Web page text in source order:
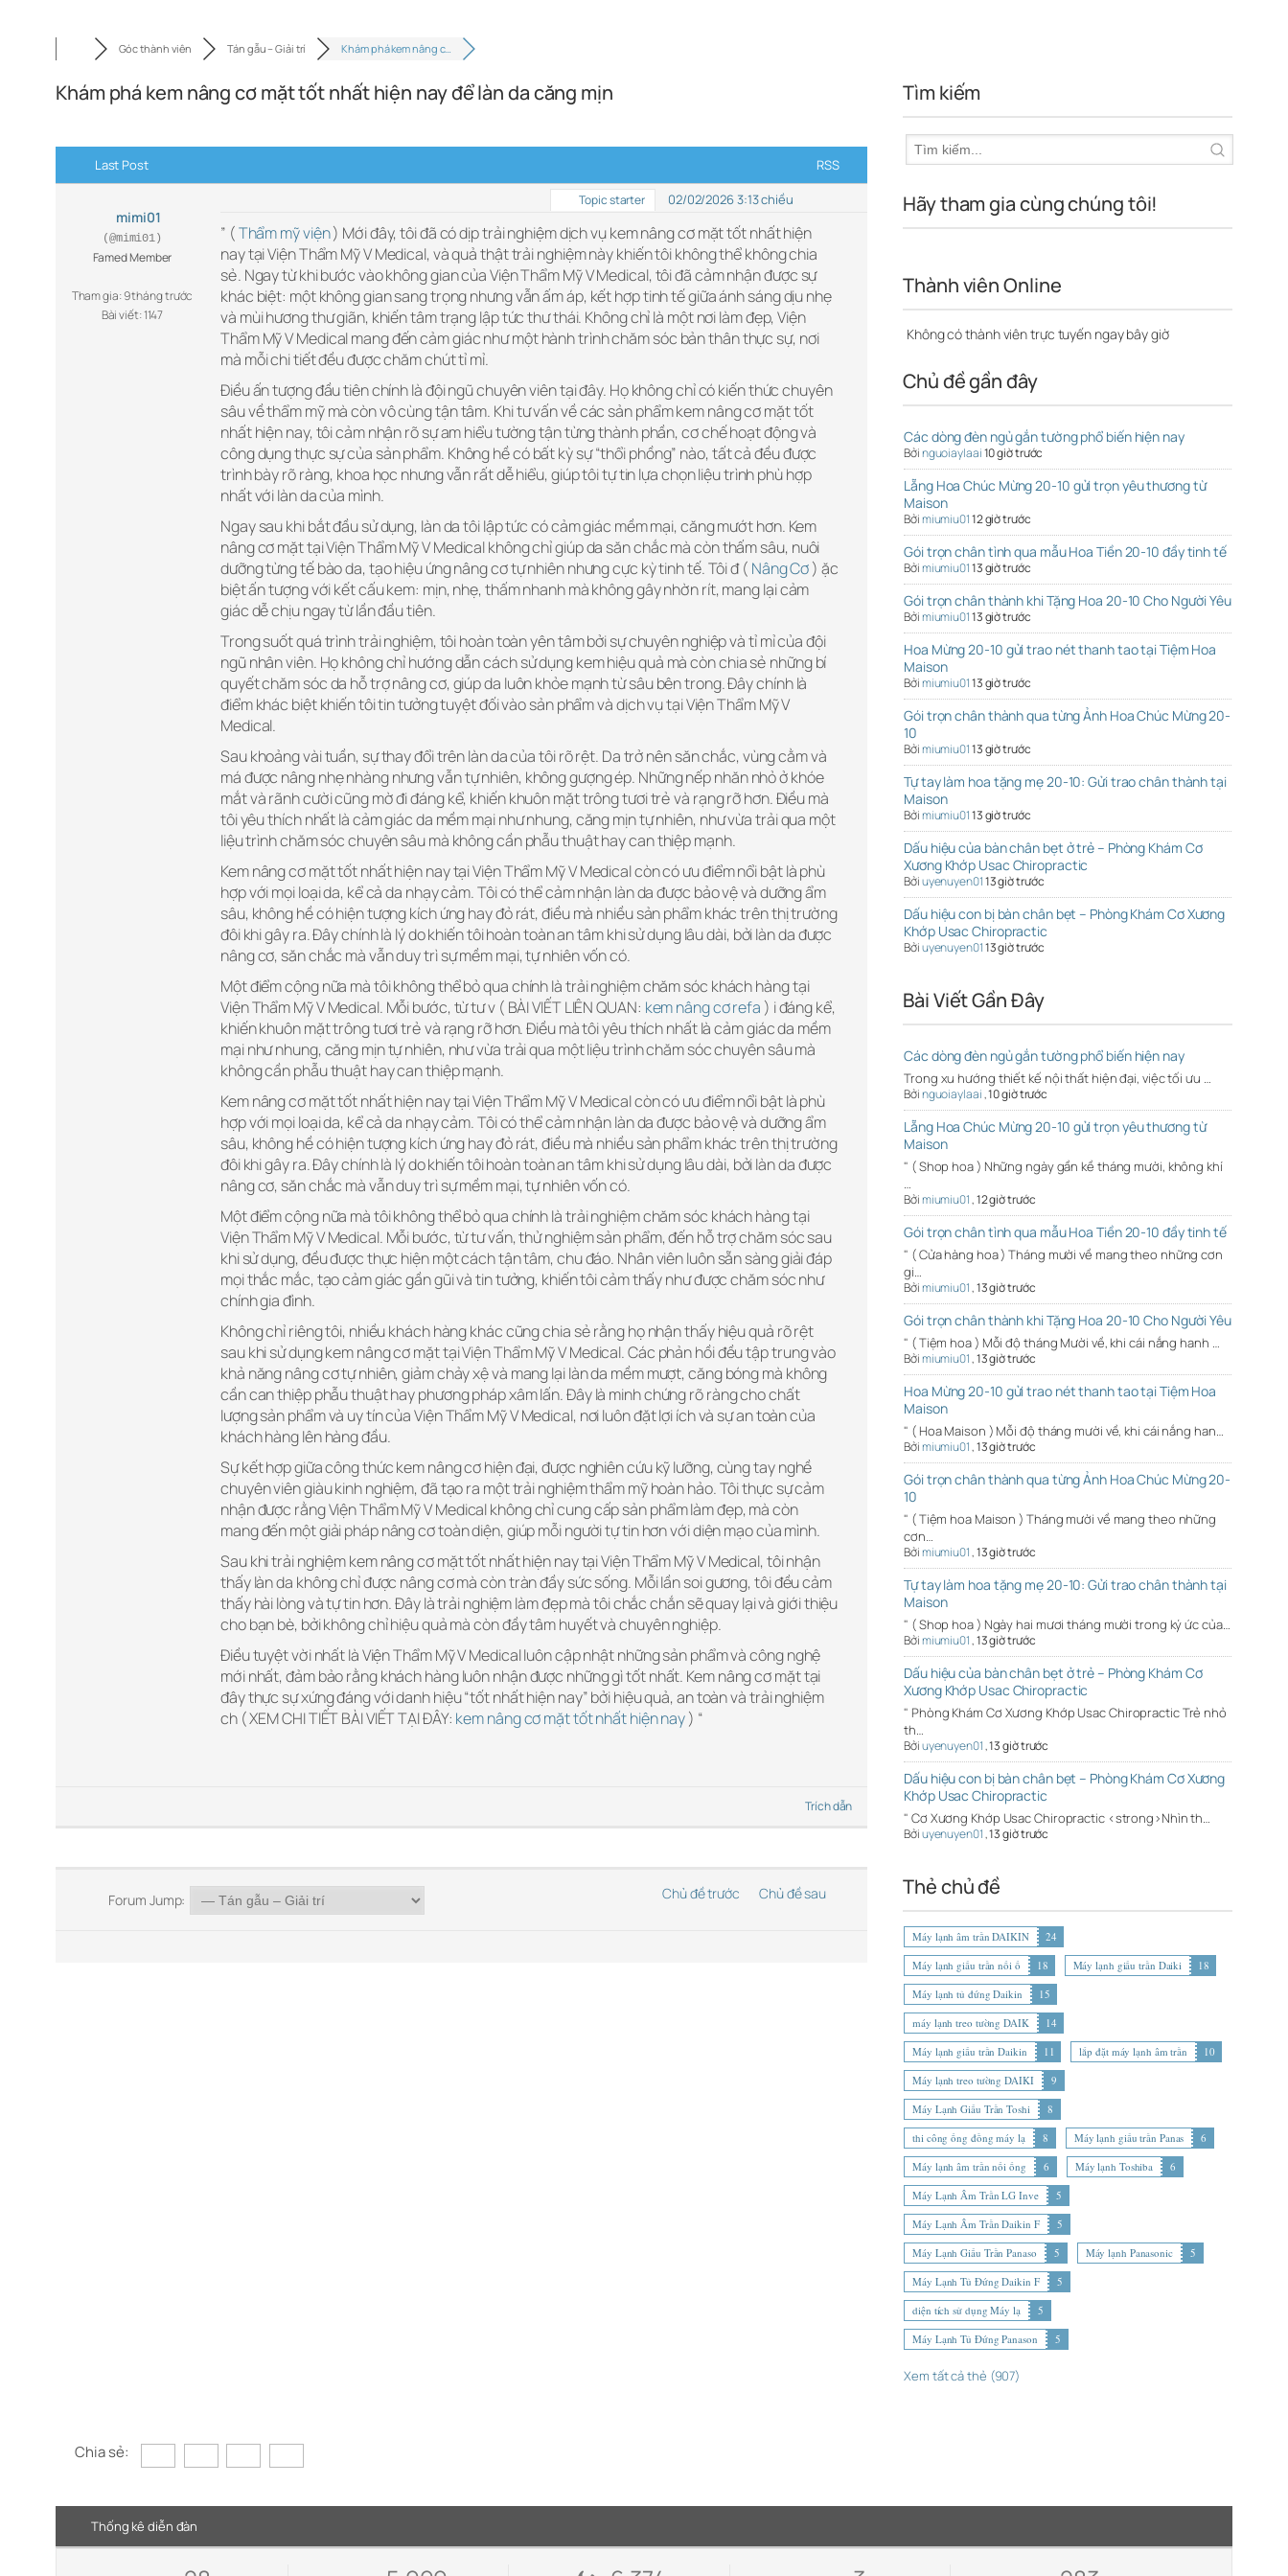
Góc thành viên Tán gẫu – Giải trí Khám phá kem nâng c…
Khám phá kem nâng cơ mặt tốt nhất hiện nay để làn da căng mịn
Last Post RSS
mimi01
(@mimi01)
Famed Member
Tham gia: 9 tháng trước
Bài viết: 1147
Topic starter 02/02/2026 3:13 chiều
” (Thẩm mỹ viện) Mới đây, tôi đã có dịp trải nghiệm dịch vụ kem nâng cơ mặt tốt nhất hiện
nay tại Viện Thẩm Mỹ V Medical, và quả thật trải nghiệm này khiến tôi không thể không chia
sẻ. Ngay từ khi bước vào không gian của Viện Thẩm Mỹ V Medical, tôi đã cảm nhận được sự
khác biệt: một không gian sang trọng nhưng vẫn ấm áp, kết hợp tinh tế giữa ánh sáng dịu nhẹ
và mùi hương thư giãn, khiến tâm trạng lập tức thư thái. Không chỉ là một nơi làm đẹp, Viện
Thẩm Mỹ V Medical mang đến cảm giác như một hành trình chăm sóc bản thân thực sự, nơi
mà mỗi chi tiết đều được chăm chút tỉ mỉ.
Điều ấn tượng đầu tiên chính là đội ngũ chuyên viên tại đây. Họ không chỉ có kiến thức chuyên
sâu về thẩm mỹ mà còn vô cùng tận tâm. Khi tư vấn về các sản phẩm kem nâng cơ mặt tốt
nhất hiện nay, tôi cảm nhận rõ sự am hiểu tường tận từng thành phần, cơ chế hoạt động và
công dụng thực sự của sản phẩm. Không hề có bất kỳ sự “thổi phồng” nào, tất cả đều được
trình bày rõ ràng, khoa học nhưng vẫn rất dễ hiểu, giúp tôi tự tin lựa chọn liệu trình phù hợp
nhất với làn da của mình.
Ngay sau khi bắt đầu sử dụng, làn da tôi lập tức có cảm giác mềm mại, căng mướt hơn. Kem
nâng cơ mặt tại Viện Thẩm Mỹ V Medical không chỉ giúp da săn chắc mà còn thấm sâu, nuôi
dưỡng từng tế bào da, tạo hiệu ứng nâng cơ tự nhiên nhưng cực kỳ tinh tế. Tôi đ ( Nâng Cơ) ặc
biệt ấn tượng với kết cấu kem: mịn, nhẹ, thấm nhanh mà không gây nhờn rít, mang lại cảm
giác dễ chịu ngay từ lần đầu tiên.
Trong suốt quá trình trải nghiệm, tôi hoàn toàn yên tâm bởi sự chuyên nghiệp và tỉ mỉ của đội
ngũ nhân viên. Họ không chỉ hướng dẫn cách sử dụng kem hiệu quả mà còn chia sẻ những bí
quyết chăm sóc da hỗ trợ nâng cơ, giúp da luôn khỏe mạnh từ sâu bên trong. Đây chính là
điểm khác biệt khiến tôi tin tưởng tuyệt đối vào sản phẩm và dịch vụ tại Viện Thẩm Mỹ V
Medical.
Sau khoảng vài tuần, sự thay đổi trên làn da của tôi rõ rệt. Da trở nên săn chắc, vùng cằm và
má được nâng nhẹ nhàng nhưng vẫn tự nhiên, không gượng ép. Những nếp nhăn nhỏ ở khóe
mắt và rãnh cười cũng mờ đi đáng kể, khiến khuôn mặt trông tươi trẻ và rạng rỡ hơn. Điều mà
tôi yêu thích nhất là cảm giác da mềm mại như nhung, căng mịn tự nhiên, như vừa trải qua một
liệu trình chăm sóc chuyên sâu mà không cần phẫu thuật hay can thiệp mạnh.
Kem nâng cơ mặt tốt nhất hiện nay tại Viện Thẩm Mỹ V Medical còn có ưu điểm nổi bật là phù
hợp với mọi loại da, kể cả da nhạy cảm. Tôi có thể cảm nhận làn da được bảo vệ và dưỡng ẩm
sâu, không hề có hiện tượng kích ứng hay đỏ rát, điều mà nhiều sản phẩm khác trên thị trường
đôi khi gây ra. Đây chính là lý do khiến tôi hoàn toàn an tâm khi sử dụng lâu dài, bởi làn da được
nâng cơ, săn chắc mà vẫn duy trì sự mềm mại, tự nhiên vốn có.
Một điểm cộng nữa mà tôi không thể bỏ qua chính là trải nghiệm chăm sóc khách hàng tại
Viện Thẩm Mỹ V Medical. Mỗi bước, từ tư v ( BÀI VIẾT LIÊN QUAN: kem nâng cơ refa ) i đáng kể,
khiến khuôn mặt trông tươi trẻ và rạng rỡ hơn. Điều mà tôi yêu thích nhất là cảm giác da mềm
mại như nhung, căng mịn tự nhiên, như vừa trải qua một liệu trình chăm sóc chuyên sâu mà
không cần phẫu thuật hay can thiệp mạnh.
Kem nâng cơ mặt tốt nhất hiện nay tại Viện Thẩm Mỹ V Medical còn có ưu điểm nổi bật là phù
hợp với mọi loại da, kể cả da nhạy cảm. Tôi có thể cảm nhận làn da được bảo vệ và dưỡng ẩm
sâu, không hề có hiện tượng kích ứng hay đỏ rát, điều mà nhiều sản phẩm khác trên thị trường
đôi khi gây ra. Đây chính là lý do khiến tôi hoàn toàn an tâm khi sử dụng lâu dài, bởi làn da được
nâng cơ, săn chắc mà vẫn duy trì sự mềm mại, tự nhiên vốn có.
Một điểm cộng nữa mà tôi không thể bỏ qua chính là trải nghiệm chăm sóc khách hàng tại
Viện Thẩm Mỹ V Medical. Mỗi bước, từ tư vấn, thử nghiệm sản phẩm, đến hỗ trợ chăm sóc sau
khi sử dụng, đều được thực hiện một cách tận tâm, chu đáo. Nhân viên luôn sẵn sàng giải đáp
mọi thắc mắc, tạo cảm giác gần gũi và tin tưởng, khiến tôi cảm thấy như được chăm sóc như
chính gia đình.
Không chỉ riêng tôi, nhiều khách hàng khác cũng chia sẻ rằng họ nhận thấy hiệu quả rõ rệt
sau khi sử dụng kem nâng cơ mặt tại Viện Thẩm Mỹ V Medical. Các phản hồi đều tập trung vào
khả năng nâng cơ tự nhiên, giảm chảy xệ và mang lại làn da mềm mượt, căng bóng mà không
cần can thiệp phẫu thuật hay phương pháp xâm lấn. Đây là minh chứng rõ ràng cho chất
lượng sản phẩm và uy tín của Viện Thẩm Mỹ V Medical, nơi luôn đặt lợi ích và sự an toàn của
khách hàng lên hàng đầu.
Sự kết hợp giữa công thức kem nâng cơ hiện đại, được nghiên cứu kỹ lưỡng, cùng tay nghề
chuyên viên giàu kinh nghiệm, đã tạo ra một trải nghiệm thẩm mỹ hoàn hảo. Tôi thực sự cảm
nhận được rằng Viện Thẩm Mỹ V Medical không chỉ cung cấp sản phẩm làm đẹp, mà còn
mang đến một giải pháp nâng cơ toàn diện, giúp mỗi người tự tin hơn với diện mạo của mình.
Sau khi trải nghiệm kem nâng cơ mặt tốt nhất hiện nay tại Viện Thẩm Mỹ V Medical, tôi nhận
thấy làn da không chỉ được nâng cơ mà còn tràn đầy sức sống. Mỗi lần soi gương, tôi đều cảm
thấy hài lòng và tự tin hơn. Đây là trải nghiệm làm đẹp mà tôi chắc chắn sẽ quay lại và giới thiệu
cho bạn bè, bởi không chỉ hiệu quả mà còn đầy tâm huyết và chuyên nghiệp.
Điều tuyệt vời nhất là Viện Thẩm Mỹ V Medical luôn cập nhật những sản phẩm và công nghệ
mới nhất, đảm bảo rằng khách hàng luôn nhận được những gì tốt nhất. Kem nâng cơ mặt tại
đây thực sự xứng đáng với danh hiệu “tốt nhất hiện nay” bởi hiệu quả, an toàn và trải nghiệm
ch ( XEM CHI TIẾT BÀI VIẾT TẠI ĐÂY: kem nâng cơ mặt tốt nhất hiện nay) “
Trích dẫn
Forum Jump: Chủ đề trước Chủ đề sau
Tìm kiếm
Hãy tham gia cùng chúng tôi!
Thành viên Online
Không có thành viên trực tuyến ngay bây giờ
Chủ đề gần đây
Các dòng đèn ngủ gắn tường phổ biến hiện nay
Bởinguoiaylaai10 giờ trước
Lẵng Hoa Chúc Mừng 20-10 gửi trọn yêu thương từ
Maison
Bởimiumiu0112 giờ trước
Gói trọn chân tình qua mẫu Hoa Tiền 20-10 đầy tinh tế
Bởimiumiu0113 giờ trước
Gói trọn chân thành khi Tặng Hoa 20-10 Cho Người Yêu
Bởimiumiu0113 giờ trước
Hoa Mừng 20-10 gửi trao nét thanh tao tại Tiệm Hoa
Maison
Bởimiumiu0113 giờ trước
Gói trọn chân thành qua từng Ảnh Hoa Chúc Mừng 20-
10
Bởimiumiu0113 giờ trước
Tự tay làm hoa tặng mẹ 20-10: Gửi trao chân thành tại
Maison
Bởimiumiu0113 giờ trước
Dấu hiệu của bàn chân bẹt ở trẻ – Phòng Khám Cơ
Xương Khớp Usac Chiropractic
Bởiuyenuyen0113 giờ trước
Dấu hiệu con bị bàn chân bẹt – Phòng Khám Cơ Xương
Khớp Usac Chiropractic
Bởiuyenuyen0113 giờ trước
Bài Viết Gần Đây
Các dòng đèn ngủ gắn tường phổ biến hiện nay
Trong xu hướng thiết kế nội thất hiện đại, việc tối ưu …
Bởinguoiaylaai,10 giờ trước
Lẵng Hoa Chúc Mừng 20-10 gửi trọn yêu thương từ
Maison
" ( Shop hoa ) Những ngày gần kề tháng mười, không khí
…
Bởimiumiu01,12 giờ trước
Gói trọn chân tình qua mẫu Hoa Tiền 20-10 đầy tinh tế
" ( Cửa hàng hoa ) Tháng mười về mang theo những cơn
gi…
Bởimiumiu01,13 giờ trước
Gói trọn chân thành khi Tặng Hoa 20-10 Cho Người Yêu
" ( Tiệm hoa ) Mỗi độ tháng Mười về, khi cái nắng hanh …
Bởimiumiu01,13 giờ trước
Hoa Mừng 20-10 gửi trao nét thanh tao tại Tiệm Hoa
Maison
" ( Hoa Maison ) Mỗi độ tháng mười về, khi cái nắng han…
Bởimiumiu01,13 giờ trước
Gói trọn chân thành qua từng Ảnh Hoa Chúc Mừng 20-
10
" ( Tiệm hoa Maison ) Tháng mười về mang theo những
cơn…
Bởimiumiu01,13 giờ trước
Tự tay làm hoa tặng mẹ 20-10: Gửi trao chân thành tại
Maison
" ( Shop hoa ) Ngày hai mươi tháng mười trong ký ức của…
Bởimiumiu01,13 giờ trước
Dấu hiệu của bàn chân bẹt ở trẻ – Phòng Khám Cơ
Xương Khớp Usac Chiropractic
" Phòng Khám Cơ Xương Khớp Usac Chiropractic Trẻ nhỏ
th…
Bởiuyenuyen01,13 giờ trước
Dấu hiệu con bị bàn chân bẹt – Phòng Khám Cơ Xương
Khớp Usac Chiropractic
" Cơ Xương Khớp Usac Chiropractic <strong>Nhìn th…
Bởiuyenuyen01,13 giờ trước
Thẻ chủ đề
Máy lạnh âm trần DAIKIN
24
Máy lạnh giấu trần nối ố
18 Máy lạnh giấu trần Daiki
18
Máy lạnh tủ đứng Daikin
15
máy lạnh treo tường DAIK
14
Máy lạnh giấu trần Daikin
11 lắp đặt máy lạnh âm trần
10
Máy lạnh treo tường DAIKI
9
Máy Lạnh Giấu Trần Toshi
8
thi công ống đồng máy lạ
8 Máy lạnh giấu trần Panas
6
Máy lạnh âm trần nối ống
6 Máy lạnh Toshiba
6
Máy Lạnh Âm Trần LG Inve
5
Máy Lạnh Âm Trần Daikin F
5
Máy Lạnh Giấu Trần Panaso
5 Máy lạnh Panasonic
5
Máy Lạnh Tủ Đứng Daikin F
5
diện tích sử dụng Máy lạ
5
Máy Lạnh Tủ Đứng Panason
5
Xem tất cả thẻ (907)
Chia sẻ:
Thống kê diễn đàn